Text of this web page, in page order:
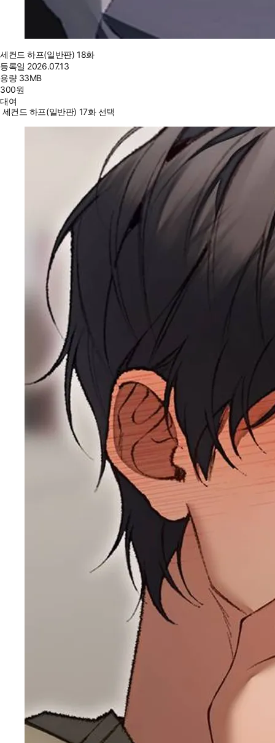
세컨드 하프(일반판) 18화
등록일 2026.07.13
용량 33MB
300원
대여
세컨드 하프(일반판) 17화 선택